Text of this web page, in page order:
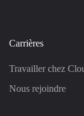
Carrières
Travailler chez
Nous rejoindre